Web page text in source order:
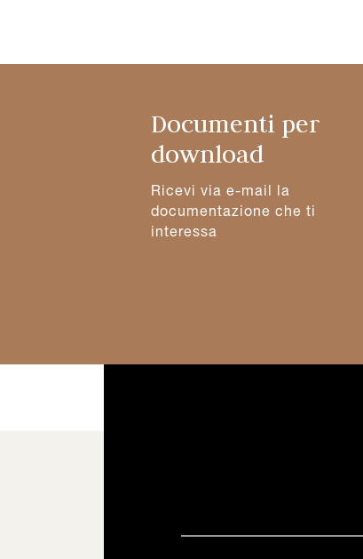
Documenti per
download
Ricevi via e-mail la
documentazione che ti
interessa